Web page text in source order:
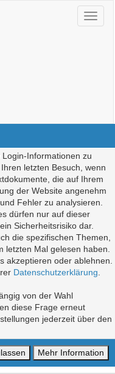
Informationen zu
letzten Besuch, wenn
die auf Ihrem
der Website angenehm
Fehler zu analysieren.
dürfen nur auf dieser
Sicherheitsrisiko dar.
die spezifischen Themen,
letzten Mal gelesen haben.
akzeptieren oder ablehnen.
Datenschutzerklärung
von der Wahl
diese Frage erneut
jederzeit über den